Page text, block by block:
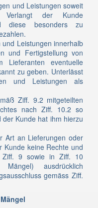
und Leistungen soweit
der Kunde
diese besonders zu
Leistungen innerhalb
und Fertigstellung von
eventuelle
zu geben. Unterlässt
und Leistungen als
Ziff. 9.2 mitgeteilten
nach Ziff. 10.2 so
Kunde hat ihm hierzu
Art an Lieferungen oder
Kunde keine Rechte und
9 sowie in Ziff. 10
ausdrücklich
gemäss Ziff.